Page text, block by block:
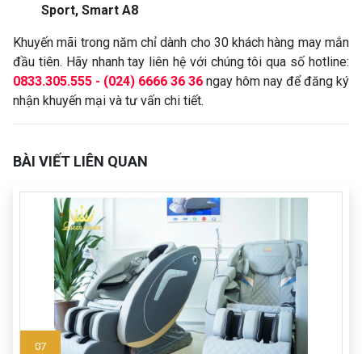
Sport, Smart A8
Khuyến mãi trong năm chỉ dành cho 30 khách hàng may mắn
đầu tiên. Hãy nhanh tay liên hệ với chúng tôi qua số hotline:
0833.305.555 - (024) 6666 36 36 ngay hôm nay để đăng ký
nhận khuyến mại và tư vấn chi tiết.
BÀI VIẾT LIÊN QUAN
07